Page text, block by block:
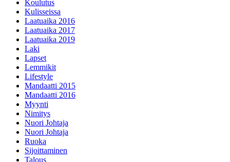
Koulutus
Kulisseissa
Laatuaika 2016
Laatuaika 2017
Laatuaika 2019
Laki
Lapset
Lemmikit
Lifestyle
Mandaatti 2015
Mandaatti 2016
Myynti
Nimitys
Nuori Johtaja
Nuori Johtaja
Ruoka
Sijoittaminen
Talous